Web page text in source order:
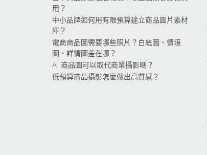
用？
中小品牌如何用有限預算建立商品圖片素材
庫？
電商商品圖需要哪些照片？白底圖、情境
圖、詳情圖差在哪？
AI 商品圖可以取代商業攝影嗎？
低預算商品攝影怎麼做出高質感？